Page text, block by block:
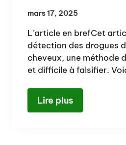
mars 17, 2025
L’article en brefCet
détection des drogues
cheveux, une méthode
et difficile à falsifier.
Lire plus